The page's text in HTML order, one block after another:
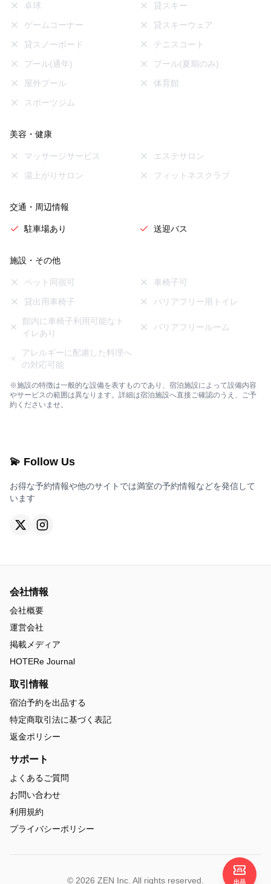
卓球
貸スキー
ゲームコーナー
貸スキーウェア
貸スノーボード
テニスコート
プール(通年)
プール(夏期のみ)
屋外プール
体育館
スポーツジム
美容・健康
マッサージサービス
エステサロン
湯上がりサロン
フィットネスクラブ
交通・周辺情報
駐車場あり 送迎バス
施設・その他
ペット同宿可
車椅子可
貸出用車椅子
バリアフリー用トイレ
館内に車椅子利用可能なト
イレあり
バリアフリールーム
アレルギーに配慮した料理へ
の対応可能
※施設の特徴は一般的な設備を表すものであり、宿泊施設によって設備内容
やサービスの範囲は異なります。詳細は宿泊施設へ直接ご確認のうえ、ご予
約くださいませ。
💫 Follow Us
お得な予約情報や他のサイトでは満室の予約情報などを発信して
います
出品
会社情報
会社概要
運営会社
掲載メディア
HOTERe Journal
取引情報
宿泊予約を出品する
特定商取引法に基づく表記
返金ポリシー
サポート
よくあるご質問
お問い合わせ
利用規約
プライバシーポリシー
© 2026 ZEN Inc. All rights reserved.